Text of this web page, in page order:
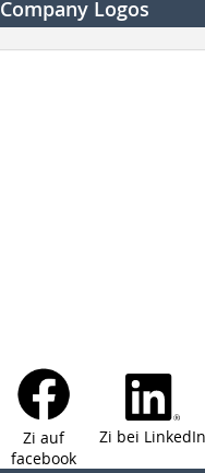
Company Logos
Zi auf
facebook
Zi bei LinkedIn